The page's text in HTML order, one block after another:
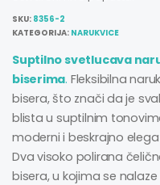
SKU: 8356-2
KATEGORIJA: NARUKVICE
Suptilno svetlucava
biserima. Fleksibilna
bisera, što znači da je
blista u suptilnim
moderni i beskrajno
Dva visoko polirana
bisera, u kojima se